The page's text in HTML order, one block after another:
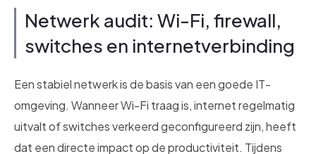
Netwerk audit: Wi-Fi, firewall,
switches en internetverbinding
Een stabiel netwerk is de basis van een goede IT-
omgeving. Wanneer Wi-Fi traag is, internet regelmatig
uitvalt of switches verkeerd geconfigureerd zijn, heeft
dat een directe impact op de productiviteit. Tijdens